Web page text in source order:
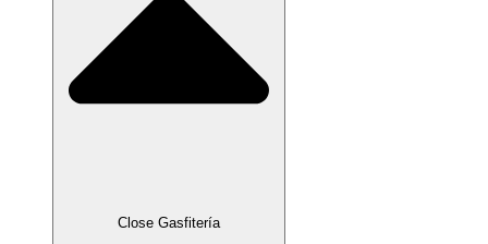
Close Gasfitería